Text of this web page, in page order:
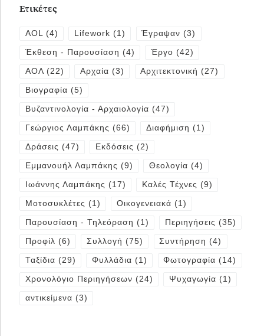
Ετικέτες
AOL(4) Lifework (1) Έγραψαν (3)
Έκθεση - Παρουσίαση (4) Έργο (42)
ΑΟΛ(22) Αρχαία (3) Αρχιτεκτονική (27)
Βιογραφία (5)
Βυζαντινολογία - Αρχαιολογία (47)
Γεώργιος Λαμπάκης (66) Διαφήμιση (1)
Δράσεις (47) Εκδόσεις (2)
Εμμανουήλ Λαμπάκης (9) Θεολογία (4)
Ιωάννης Λαμπάκης (17) Καλές Τέχνες (9)
Μοτοσυκλέτες (1) Οικογενειακά (1)
Παρουσίαση - Τηλεόραση (1) Περιηγήσεις (35)
Προφίλ (6) Συλλογή (75) Συντήρηση (4)
Ταξίδια (29) Φυλλάδια (1) Φωτογραφία (14)
Χρονολόγιο Περιηγήσεων (24) Ψυχαγωγία (1)
αντικείμενα (3)